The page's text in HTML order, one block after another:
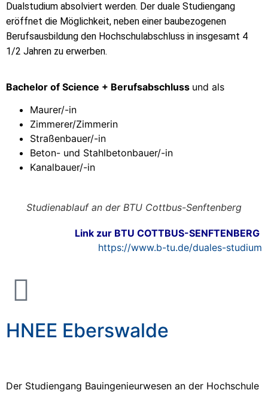
Dualstudium absolviert werden. Der duale Studiengang
eröffnet die Möglichkeit, neben einer baubezogenen
Berufsausbildung den Hochschulabschluss in insgesamt 4
1/2 Jahren zu erwerben.
Bachelor of Science + Berufsabschluss und als
Maurer/-in
Zimmerer/Zimmerin
Straßenbauer/-in
Beton- und Stahlbetonbauer/-in
Kanalbauer/-in
Studienablauf an der BTU Cottbus-Senftenberg
Link zur BTU COTTBUS-SENFTENBERG
https://www.b-tu.de/duales-studium
HNEE Eberswalde
Der Studiengang Bauingenieurwesen an der Hochschule